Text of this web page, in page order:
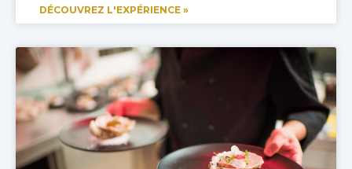
DÉCOUVREZ L'EXPÉRIENCE »